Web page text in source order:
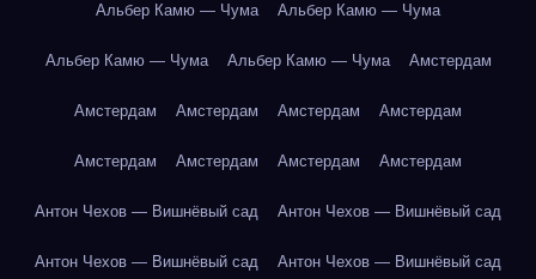
Альбер Камю — Чума Альбер Камю — Чума
Альбер Камю — Чума Альбер Камю — Чума Амстердам
Амстердам Амстердам Амстердам Амстердам
Амстердам Амстердам Амстердам Амстердам
Антон Чехов — Вишнёвый сад Антон Чехов — Вишнёвый сад
Антон Чехов — Вишнёвый сад Антон Чехов — Вишнёвый сад